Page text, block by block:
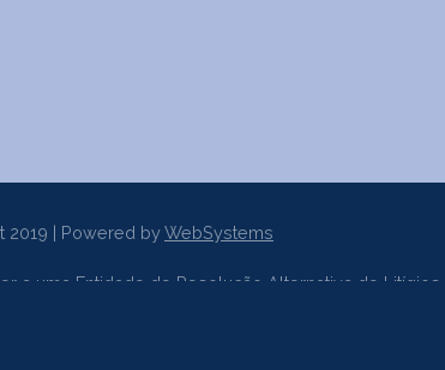
2019 | Powered byWebSystems
a uma Entidade de Resolução Alternativa de Litígios